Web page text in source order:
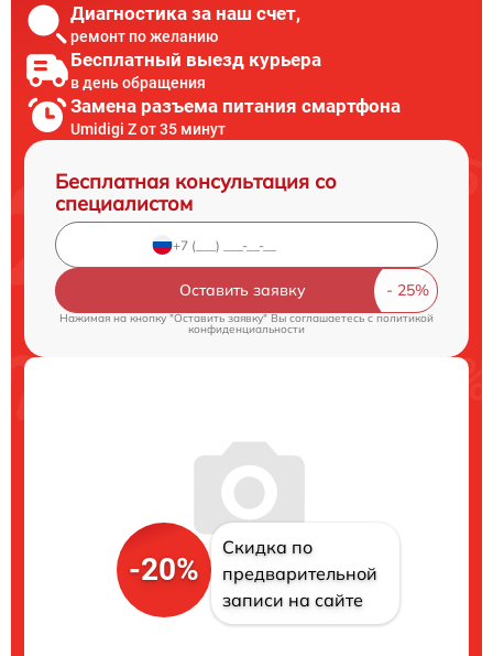
Диагностика за наш счет,
ремонт по желанию
Бесплатный выезд курьера
в день обращения
Замена разъема питания смартфона
Umidigi Z от 35 минут
Бесплатная консультация со
специалистом
Оставить заявку
Нажимая на кнопку "Оставить заявку" Вы соглашаетесь c политикой
конфиденциальности
-20%
Скидка по
предварительной
записи на сайте